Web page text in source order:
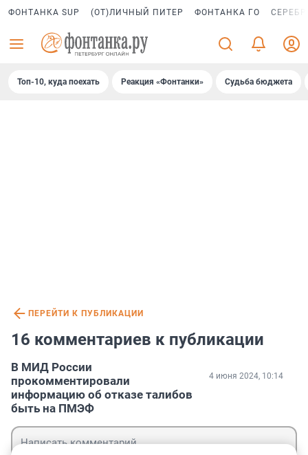
ФОНТАНКА SUP (ОТ)ЛИЧНЫЙ ПИТЕР ФОНТАНКА ГО
Топ-10, куда поехать Реакция «Фонтанки» Судьба бюджета
ПЕРЕЙТИ К ПУБЛИКАЦИИ
16 комментариев к публикации
В МИД России
прокомментировали
информацию об отказе талибов
быть на ПМЭФ
4 июня 2024, 10:14